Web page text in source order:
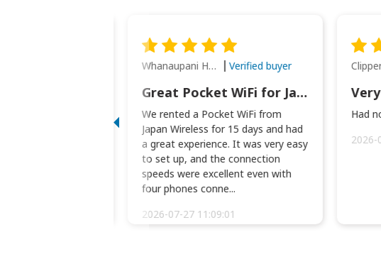
Whanaupani Henry Joseph Macown Verified buyer
Great Pocket WiFi for Japan Travel
We rented a Pocket WiFi from
Japan Wireless for 15 days and had
a great experience. It was very easy
to set up, and the connection
speeds were excellent even with
four phones conne...
2026-07-27 11:09:01
Had
2026-